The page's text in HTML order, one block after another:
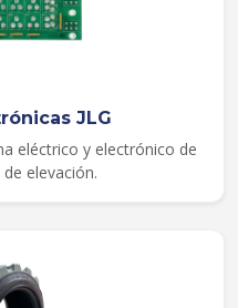
JLG
eléctrico y electrónico de
elevación.